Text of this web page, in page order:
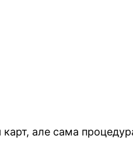
карт, але сама